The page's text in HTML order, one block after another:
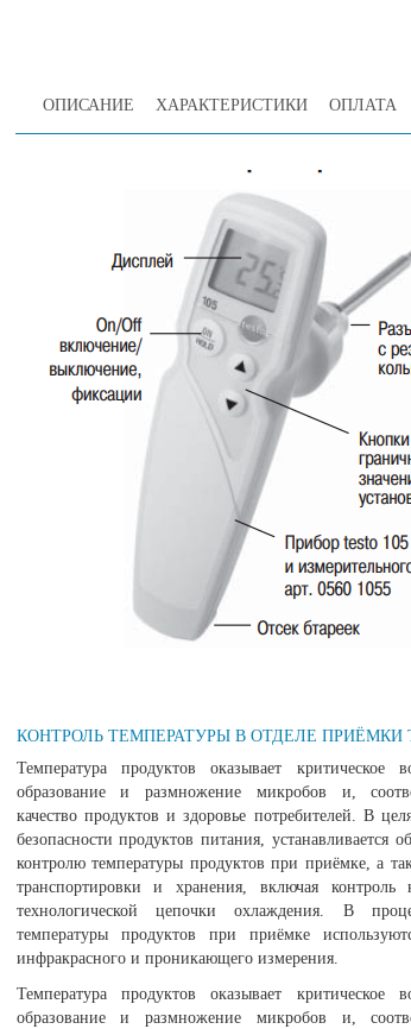
ОПИСАНИЕ ХАРАКТЕРИСТИКИ ОПЛАТА
КОНТРОЛЬ ТЕМПЕРАТУРЫ В ОТДЕЛЕ ПРИЁМКИ
Температура продуктов оказывает критическое
образование и размножение микробов и,
качество продуктов и здоровье потребителей. В
безопасности продуктов питания, устанавливается
контролю температуры продуктов при приёмке, а
транспортировки и хранения, включая контроль
технологической цепочки охлаждения. В
температуры продуктов при приёмке
инфракрасного и проникающего измерения.
Температура продуктов оказывает критическое
образование и размножение микробов и,